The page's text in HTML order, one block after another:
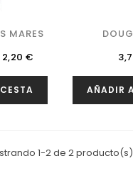
MARES
Precio
2,20 €
AÑADIR
1-2 de 2 producto(s)